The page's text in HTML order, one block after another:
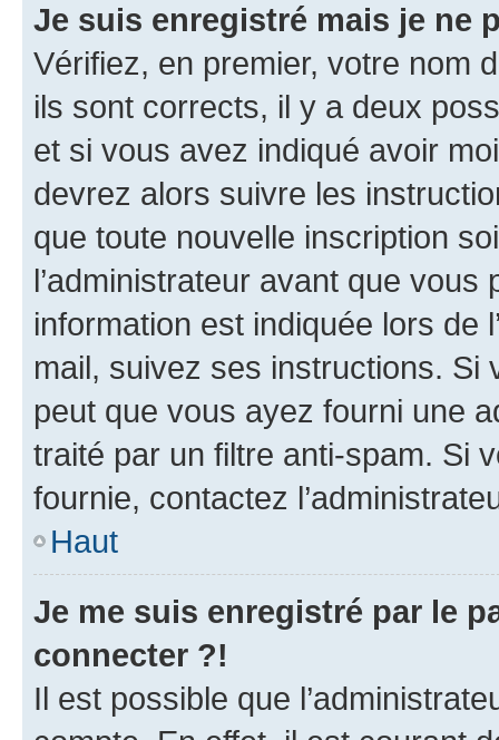
Je suis enregistré mais je ne
Vérifiez, en premier, votre nom
ils sont corrects, il y a deux
et si vous avez indiqué avoir
devrez alors suivre les
que toute nouvelle inscription
l’administrateur avant que
information est indiquée lors de
mail, suivez ses instructions. Si
peut que vous ayez fourni une
traité par un filtre anti-spam. Si
fournie, contactez
Haut
Je me suis enregistré par le
connecter ?!
Il est possible que